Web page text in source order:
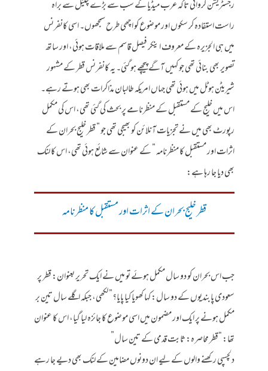
رجسٹریشن کروائی تاکہ عرب میڈیا کے سب سے بڑے چینل سے براہ
راست استفادہ کر سکوں اور موضوع کو اچھی طرح سمجھوں۔ اسی کانفرنس
میں ہی الجزیرہ کے معروف اینکر فیصل قاسم سے ملاقات ہوئی، اور ساتھ
تصویر بھی بنائی تھی جو کہیں آگے پیچھے ہو گئی۔ یہ کانفرنس قطر کے مشہور
شیریٹن ہوٹل میں ہوئی تھی جہاں امریکہ طالبان مذاکرات بھی ہوتے رہے۔
اس میں خلیج کے مستقبل کے منظرنامے پر بحث کی گئی تھی، اس کی مکمل
رپورٹ بھی میں نے تجزیات آنلائن کو بھیجی تھی جو ” قطر خلیج بحران کے
اثرات اور مستقبل کا منظرنامہ ” کے عنوان سے شائع ہوئی تھی، اس کا لنک
بھی دیا جا رہا ہے:
قطر خلیج بحران کے اثرات اور مستقبل کا منظرنامہ
جب اس بحران کو دو سال مکمل ہوئے تو میں نے ایک تحریر بعنوان: قطر پر
سعودی پابندیوں کے دو سال: کہا کھویا کیا پایا؟” لکھی، جبکہ اگلے سال تین بر
مکمل ہونے پر ایک اور مضمون میں اسی موضوع کا جائزہ لیا گیا، اس کا عنوان
تھا: “قطر محاصرہ: ثابت قدمی کے تین سال”
دلچسپی رکھنے والوں کے لیے ان دونوں مضامین کے لنک بھی دیے جا رہے